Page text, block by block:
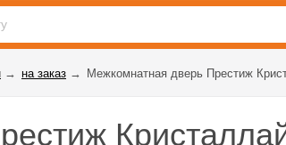
→ на заказ → Межкомнатная дверь Престиж